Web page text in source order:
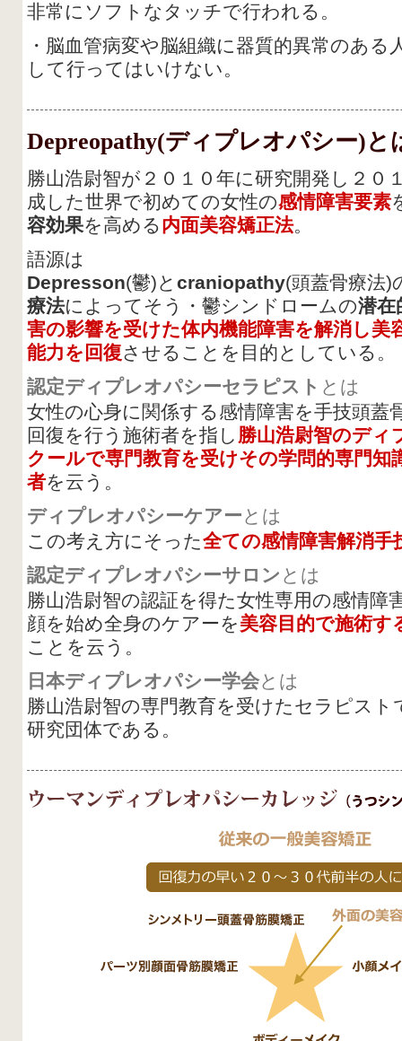
非常にソフトなタッチで行われる。
・脳血管病変や脳組織に器質的異常のある
して行ってはいけない。
Depreopathy(ディプレオパシー)と
勝山浩尉智が２０１０年に研究開発し２０
成した世界で初めての女性の感情障害要素
容効果を高める内面美容矯正法。
語源は
Depresson(鬱)と craniopathy(頭蓋骨療法)
療法によってそう・鬱シンドロームの潜在
害の影響を受けた体内機能障害を解消し美
能力を回復させることを目的としている。
認定ディプレオパシーセラピスト とは
女性の心身に関係する感情障害を手技頭蓋
回復を行う施術者を指し 勝山浩尉智のディ
クールで専門教育を受けその学問的専門知
者を云う。
ディプレオパシーケアーとは
この考え方にそった全ての感情障害解消手
認定ディプレオパシーサロン とは
勝山浩尉智の認証を得た女性専用の感情障
顔を始め全身のケアーを美容目的で施術す
ことを云う。
日本ディプレオパシー学会とは
勝山浩尉智の専門教育を受けたセラピスト
研究団体である。